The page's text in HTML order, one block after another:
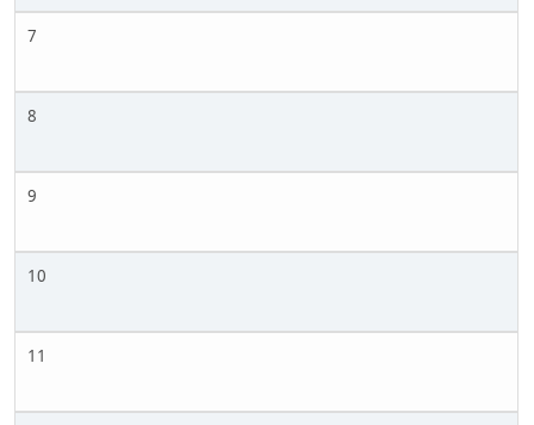
7
8
9
10
11